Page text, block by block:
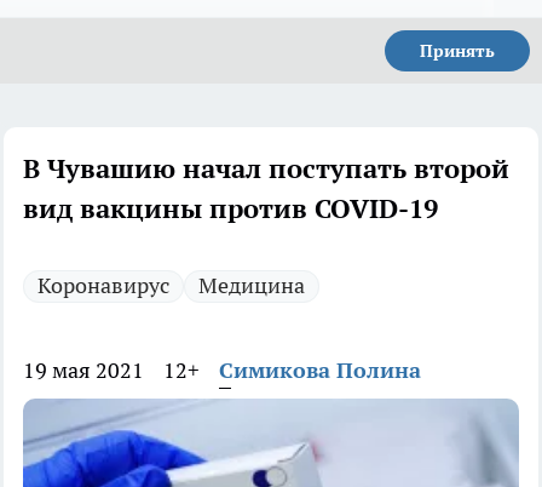
Принять
В Чувашию начал поступать второй
вид вакцины против COVID-19
Коронавирус Медицина
19 мая 2021 12+ Симикова Полина